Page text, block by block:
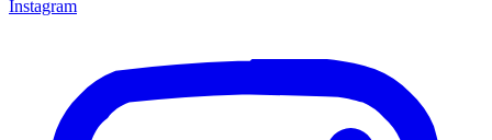
Instagram